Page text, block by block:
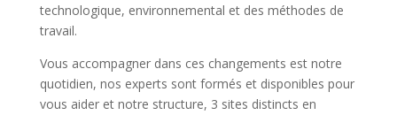
technologique, environnemental et des méthodes de
travail.
Vous accompagner dans ces changements est notre
quotidien, nos experts sont formés et disponibles pour
vous aider et notre structure, 3 sites distincts en